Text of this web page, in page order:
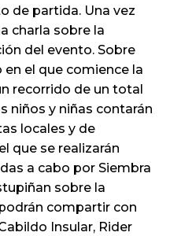
de partida. Una vez
charla sobre la
del evento. Sobre
en el que comience la
recorrido de un total
niños y niñas contarán
locales y de
que se realizarán
a cabo por Siembra
sobre la
compartir con
Insular, Rider